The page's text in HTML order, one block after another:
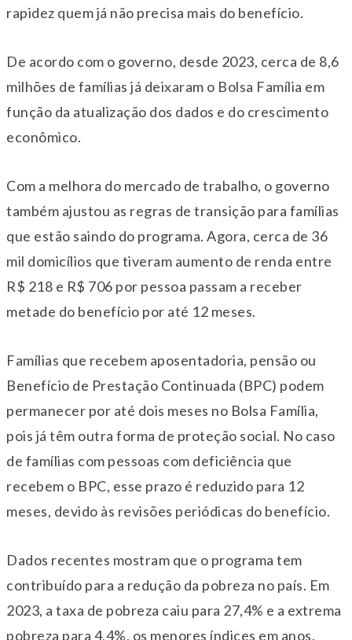
rapidez quem já não precisa mais do benefício.
De acordo com o governo, desde 2023, cerca de 8,6
milhões de famílias já deixaram o Bolsa Família em
função da atualização dos dados e do crescimento
econômico.
Com a melhora do mercado de trabalho, o governo
também ajustou as regras de transição para famílias
que estão saindo do programa. Agora, cerca de 36
mil domicílios que tiveram aumento de renda entre
R$ 218 e R$ 706 por pessoa passam a receber
metade do benefício por até 12 meses.
Famílias que recebem aposentadoria, pensão ou
Benefício de Prestação Continuada (BPC) podem
permanecer por até dois meses no Bolsa Família,
pois já têm outra forma de proteção social. No caso
de famílias com pessoas com deficiência que
recebem o BPC, esse prazo é reduzido para 12
meses, devido às revisões periódicas do benefício.
Dados recentes mostram que o programa tem
contribuído para a redução da pobreza no país. Em
2023, a taxa de pobreza caiu para 27,4% e a extrema
pobreza para 4,4%, os menores índices em anos.